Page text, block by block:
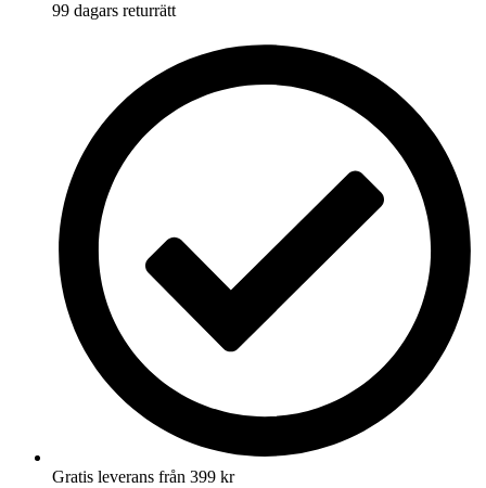
99 dagars returrätt
Gratis leverans från 399 kr